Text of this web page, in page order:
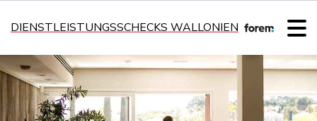
DIENSTLEISTUNGSSCHECKS WALLONIEN